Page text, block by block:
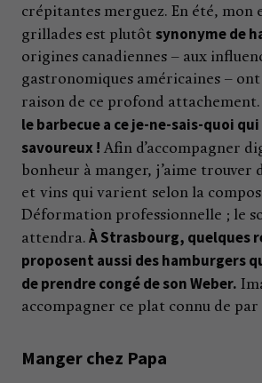
crépitantes merguez. En été, mon
grillades est plutôt synonyme de
origines canadiennes – aux
gastronomiques américaines – ont
raison de ce profond attachement.
le barbecue a ce je-ne-sais-quoi
savoureux ! Afin d’accompagner
bonheur à manger, j’aime trouver
et vins qui varient selon la
Déformation professionnelle ; le
attendra. À Strasbourg, quelques
proposent aussi des hamburgers
de prendre congé de son Weber.
accompagner ce plat connu de par
Manger chez Papa